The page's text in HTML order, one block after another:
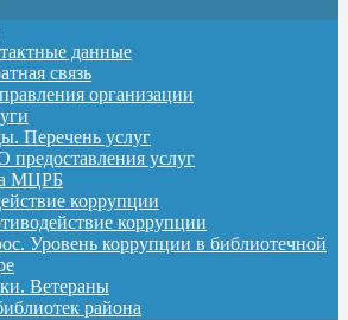
данные
связь
организации
Перечень услуг
услуг
МЦРБ
коррупции
коррупции
Уровень коррупции в библиотечной
Ветераны
района